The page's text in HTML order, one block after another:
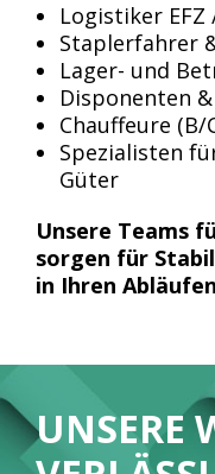
Logistiker EFZ
Staplerfahrer
Lager- und
Disponenten
Chauffeure (B/
Spezialisten
Güter
Unsere Teams
sorgen für
in Ihren
UNSERE